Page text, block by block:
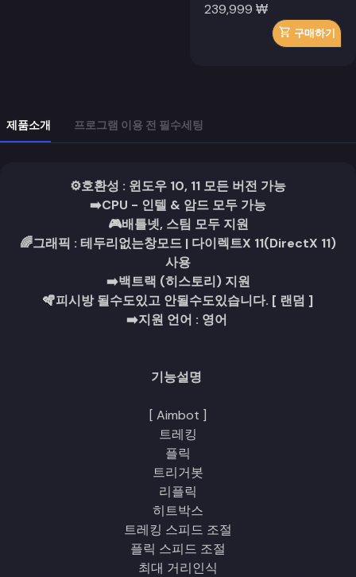
239,999 ₩
구매하기
제품소개 프로그램 이용 전 필수세팅
⚙️호환성 : 윈도우 10, 11 모든 버전 가능
➡️CPU - 인텔 & 암드 모두 가능
🎮배틀넷, 스팀 모두 지원
🌈그래픽 : 테두리없는창모드 | 다이렉트X 11(DirectX 11)
사용
➡️백트랙 (히스토리) 지원
🪇피시방 될수도있고 안될수도있습니다. [ 랜덤 ]
➡️지원 언어 : 영어
기능설명
[ Aimbot ]
트레킹
플릭
트리거봇
리플릭
히트박스
트레킹 스피드 조절
플릭 스피드 조절
최대 거리인식